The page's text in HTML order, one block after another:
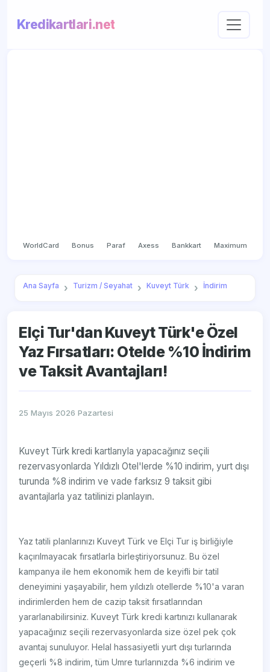
Kredikartlari.net
WorldCard Bonus Paraf Axess Bankkart Maximum
Ana Sayfa Turizm / Seyahat Kuveyt Türk İndirim
Elçi Tur'dan Kuveyt Türk'e Özel
Yaz Fırsatları: Otelde %10 İndirim
ve Taksit Avantajları!
25 Mayıs 2026 Pazartesi
Kuveyt Türk kredi kartlarıyla yapacağınız seçili
rezervasyonlarda Yıldızlı Otel'lerde %10 indirim, yurt dışı
turunda %8 indirim ve vade farksız 9 taksit gibi
avantajlarla yaz tatilinizi planlayın.
Yaz tatili planlarınızı Kuveyt Türk ve Elçi Tur iş birliğiyle
kaçırılmayacak fırsatlarla birleştiriyorsunuz. Bu özel
kampanya ile hem ekonomik hem de keyifli bir tatil
deneyimini yaşayabilir, hem yıldızlı otellerde %10'a varan
indirimlerden hem de cazip taksit fırsatlarından
yararlanabilirsiniz. Kuveyt Türk kredi kartınızı kullanarak
yapacağınız seçili rezervasyonlarda size özel pek çok
avantaj sunuluyor. Helal hassasiyetli yurt dışı turlarında
geçerli %8 indirim, tüm Umre turlarınızda %6 indirim ve